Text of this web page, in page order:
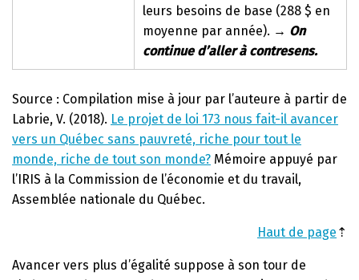
leurs besoins de base (288 $ en
moyenne par année). → On
continue d’aller à contresens.
Source : Compilation mise à jour par l’auteure à partir de
Labrie, V. (2018). Le projet de loi 173 nous fait-il avancer
vers un Québec sans pauvreté, riche pour tout le
monde, riche de tout son monde? Mémoire appuyé par
l’IRIS à la Commission de l’économie et du travail,
Assemblée nationale du Québec.
Haut de page ⇡
Avancer vers plus d’égalité suppose à son tour de